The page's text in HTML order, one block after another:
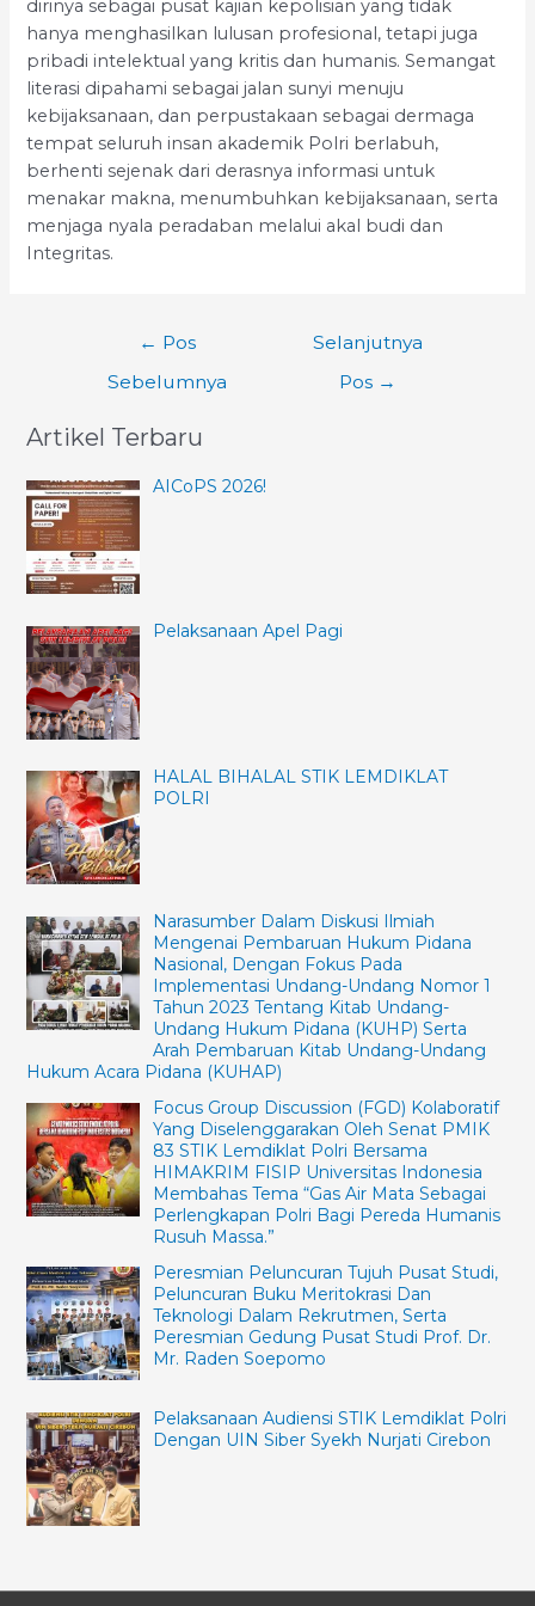
dirinya sebagai pusat kajian kepolisian yang tidak
hanya menghasilkan lulusan profesional, tetapi juga
pribadi intelektual yang kritis dan humanis. Semangat
literasi dipahami sebagai jalan sunyi menuju
kebijaksanaan, dan perpustakaan sebagai dermaga
tempat seluruh insan akademik Polri berlabuh,
berhenti sejenak dari derasnya informasi untuk
menakar makna, menumbuhkan kebijaksanaan, serta
menjaga nyala peradaban melalui akal budi dan
Integritas.
← Pos
Sebelumnya
Selanjutnya
Pos →
Artikel Terbaru
AICoPS 2026!
Pelaksanaan Apel Pagi
HALAL BIHALAL STIK LEMDIKLAT
POLRI
Narasumber Dalam Diskusi Ilmiah
Mengenai Pembaruan Hukum Pidana
Nasional, Dengan Fokus Pada
Implementasi Undang-Undang Nomor 1
Tahun 2023 Tentang Kitab Undang-
Undang Hukum Pidana (KUHP) Serta
Arah Pembaruan Kitab Undang-Undang
Hukum Acara Pidana (KUHAP)
Focus Group Discussion (FGD) Kolaboratif
Yang Diselenggarakan Oleh Senat PMIK
83 STIK Lemdiklat Polri Bersama
HIMAKRIM FISIP Universitas Indonesia
Membahas Tema “Gas Air Mata Sebagai
Perlengkapan Polri Bagi Pereda Humanis
Rusuh Massa.”
Peresmian Peluncuran Tujuh Pusat Studi,
Peluncuran Buku Meritokrasi Dan
Teknologi Dalam Rekrutmen, Serta
Peresmian Gedung Pusat Studi Prof. Dr.
Mr. Raden Soepomo
Pelaksanaan Audiensi STIK Lemdiklat Polri
Dengan UIN Siber Syekh Nurjati Cirebon